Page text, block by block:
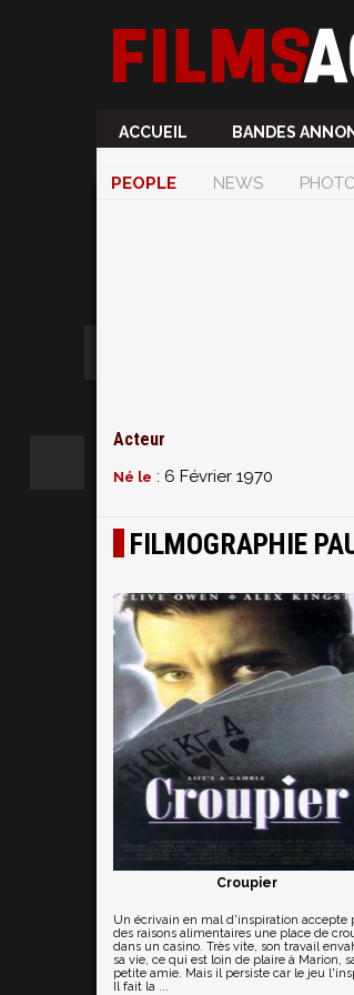
ACCUEIL BANDES
PEOPLE NEWS
Acteur
Né le : 6 Février 1970
FILMOGRAPHIE
Croupier
Un écrivain en mal d'inspiration accepte
des raisons alimentaires une place de
dans un casino. Très vite, son travail
sa vie, ce qui est loin de plaire à Marion,
petite amie. Mais il persiste car le jeu
Il fait la ...